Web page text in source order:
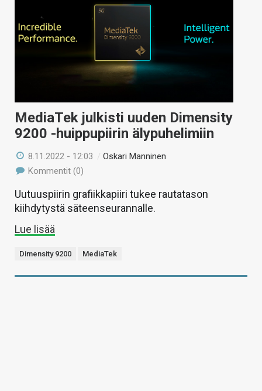
KAUPPA
HAKU
MediaTek julkisti uuden Dimensity
9200 -huippupiirin älypuhelimiin
8.11.2022 - 12:03 /Oskari Manninen
Kommentit (0)
Uutuuspiirin grafiikkapiiri tukee rautatason
kiihdytystä säteenseurannalle.
Lue lisää
Dimensity 9200 MediaTek